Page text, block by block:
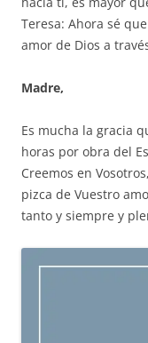
Teresa: Ahora sé
amor de Dios a
Madre,
Es mucha la gracia
horas por obra del
Creemos en
pizca de Vuestro
tanto y siempre y